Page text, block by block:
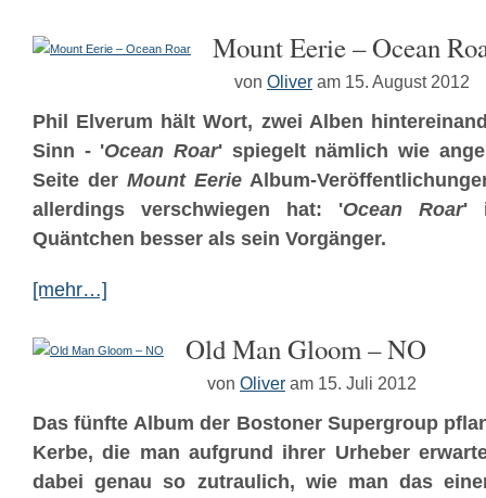
Mount Eerie – Ocean
von Oliver am 15. August 2012
Phil Elverum hält Wort, zwei Alben
Sinn - 'Ocean Roar' spiegelt nämlich wie
Seite der Mount EerieAlbum-
allerdings verschwiegen hat: 'Ocean Roar'
Quäntchen besser als sein Vorgänger.
[mehr…]
Old Man Gloom – NO
von Oliver am 15. Juli 2012
Das fünfte Album der Bostoner Supergroup
Kerbe, die man aufgrund ihrer Urheber
dabei genau so zutraulich, wie man das